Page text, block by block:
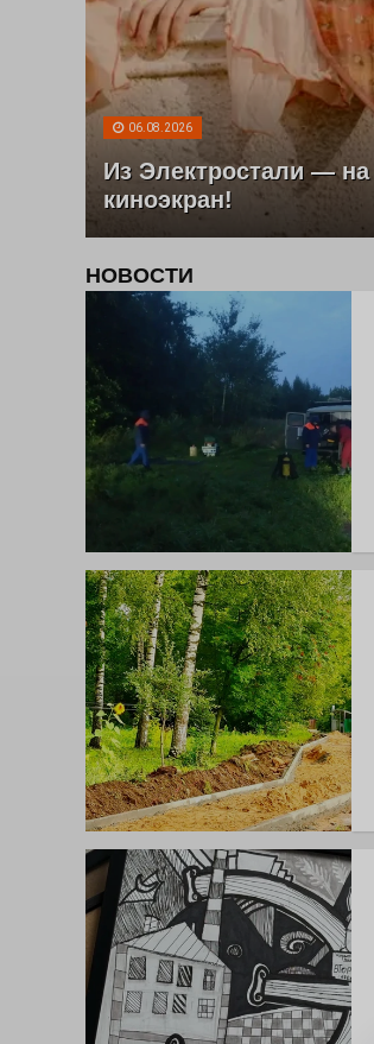
06.08.2026
Из Электростали — на
киноэкран!
НОВОСТИ